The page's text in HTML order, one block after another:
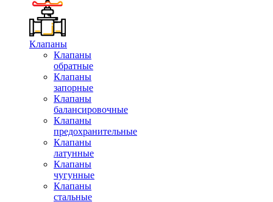
Клапаны
Клапаны
обратные
Клапаны
запорные
Клапаны
балансировочные
Клапаны
предохранительные
Клапаны
латунные
Клапаны
чугунные
Клапаны
стальные